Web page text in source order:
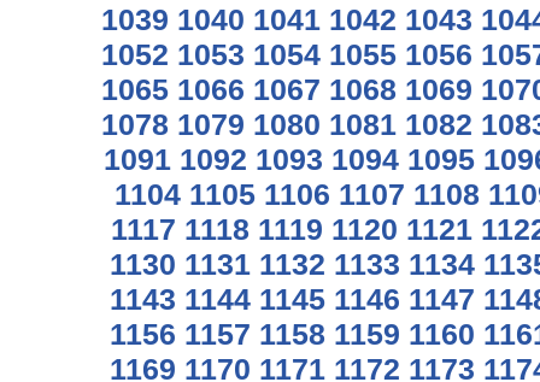
1039 1040 1041 1042 1043
1052 1053 1054 1055 1056
1065 1066 1067 1068 1069
1078 1079 1080 1081 1082
1091 1092 1093 1094 1095
1104 1105 1106 1107 1108
1117 1118 1119 1120 1121
1130 1131 1132 1133 1134
1143 1144 1145 1146 1147
1156 1157 1158 1159 1160
1169 1170 1171 1172 1173